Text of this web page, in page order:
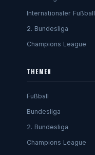
Internationaler Fußball
2. Bundesliga
Champions League
THEMEN
Fußball
Bundesliga
2. Bundesliga
Champions League